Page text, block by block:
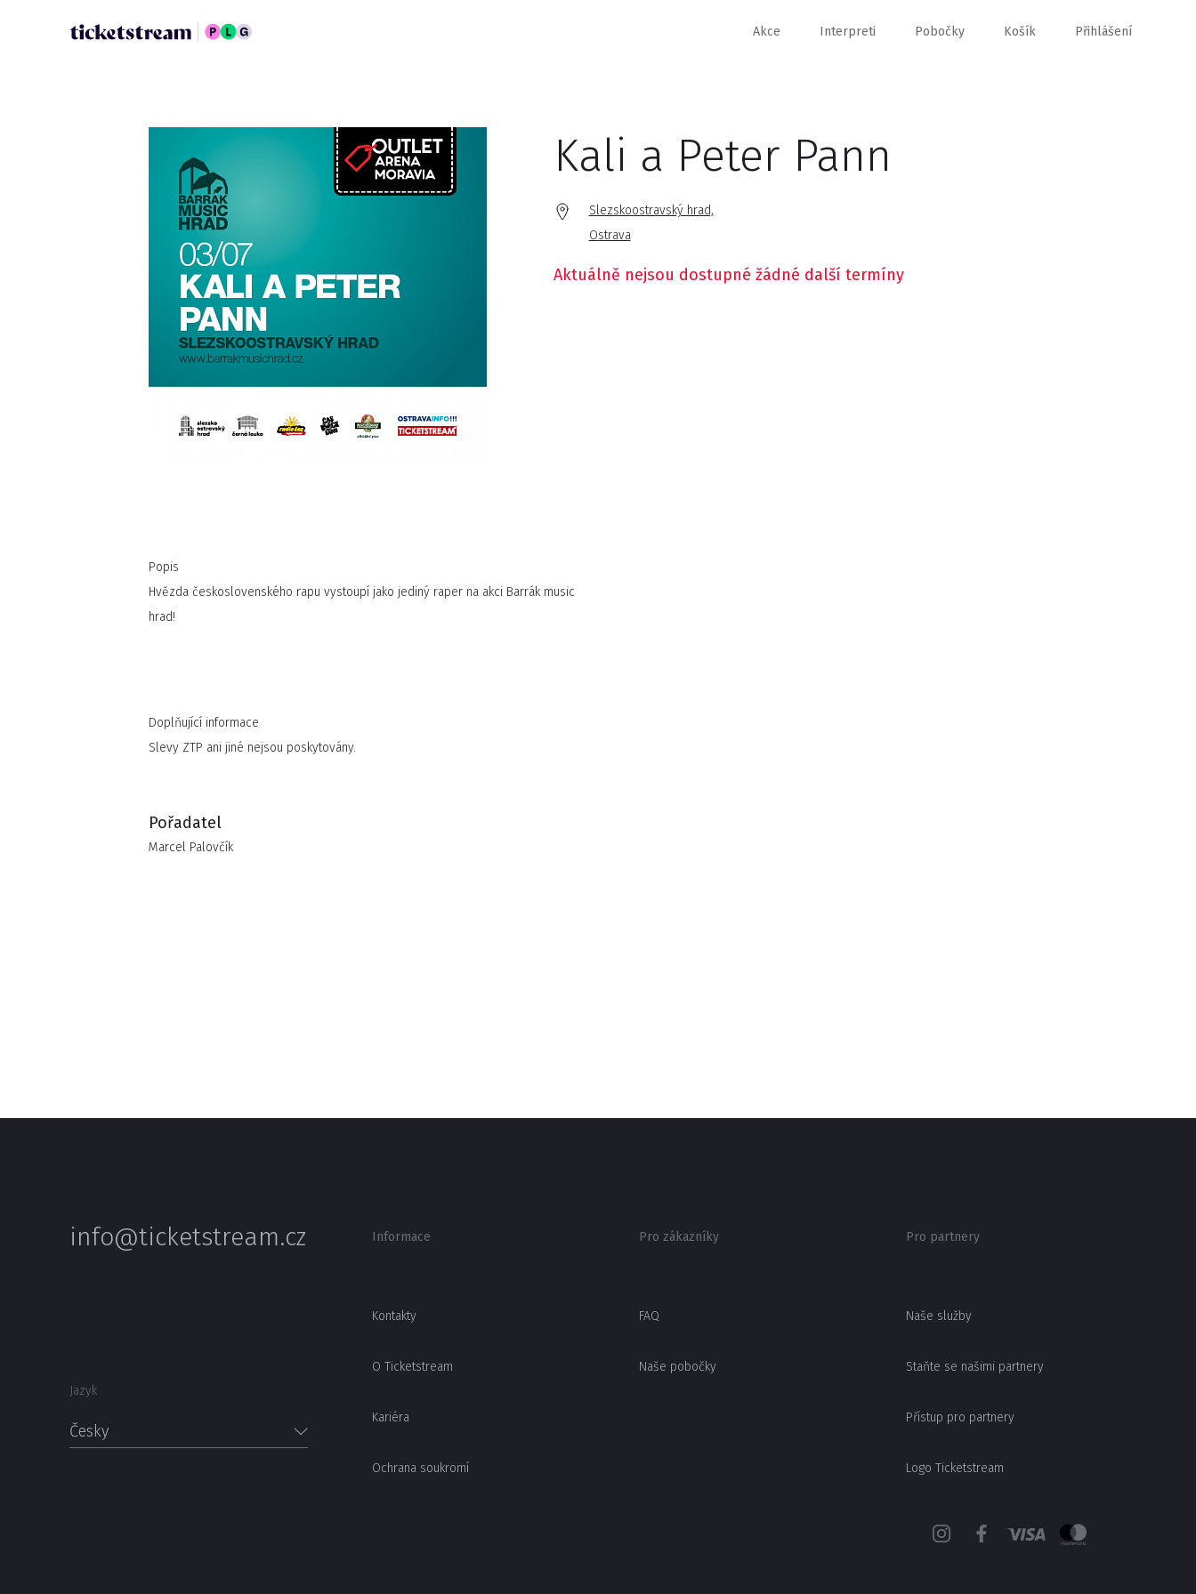
Akce Interpreti Pobočky Košík Přihlášení
Kali a Peter Pann
Slezskoostravský hrad,
Ostrava
Aktuálně nejsou dostupné žádné další termíny
Popis
Hvězda československého rapu vystoupí jako jediný raper na akci Barrák music
hrad!
Doplňující informace
Slevy ZTP ani jiné nejsou poskytovány.
Pořadatel
Marcel Palovčík
info@ticketstream.cz
Jazyk
Česky
Informace
Kontakty
O Ticketstream
Kariéra
Ochrana soukromí
Pro zákazníky
FAQ
Naše pobočky
Pro partnery
Naše služby
Staňte se našimi partnery
Přístup pro partnery
Logo Ticketstream